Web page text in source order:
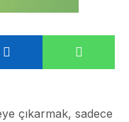
çıkarmak, sadece